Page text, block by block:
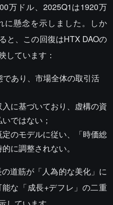
万ドル、2025Q1は1920万
に懸念を示しました。しか
と、この回復はHTX DAOの
しています：
あり、市場全体の取引活
に基づいており、虚構の資
ではない；
のモデルに従い、「時価総
に調整されない。
道筋が「人為的な美化」に
な「成長+デフレ」の二重